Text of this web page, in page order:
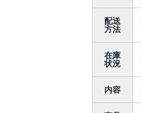
配送
方法
在庫
状況
内容